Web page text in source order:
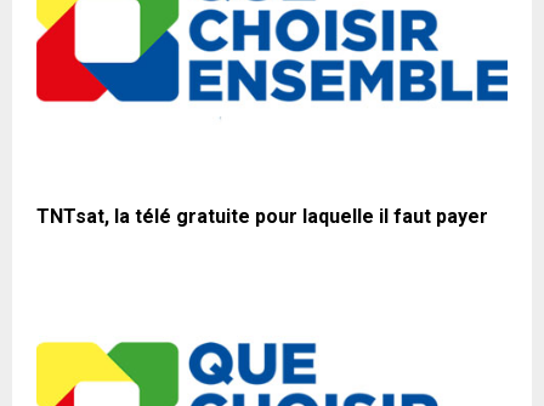
TNTsat, la télé gratuite pour laquelle il faut payer